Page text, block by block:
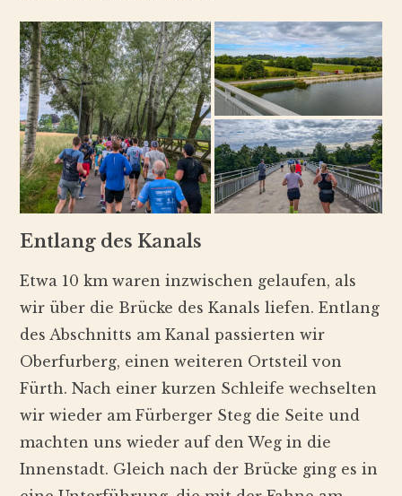
Entlang des Kanals
Etwa 10 km waren inzwischen gelaufen, als
wir über die Brücke des Kanals liefen. Entlang
des Abschnitts am Kanal passierten wir
Oberfurberg, einen weiteren Ortsteil von
Fürth. Nach einer kurzen Schleife wechselten
wir wieder am Fürberger Steg die Seite und
machten uns wieder auf den Weg in die
Innenstadt. Gleich nach der Brücke ging es in